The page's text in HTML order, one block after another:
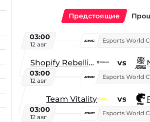
Предстоящие
03:00
12 авг
Esports World
Shopify Rebellion vs
03:00
12 авг
Esports World
Team Vitality vs
03:00
12 авг
Esports World